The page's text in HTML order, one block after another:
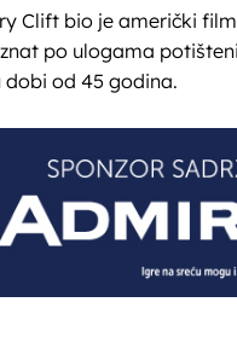
Clift bio je američki
po ulogama
dobi od 45 godina.